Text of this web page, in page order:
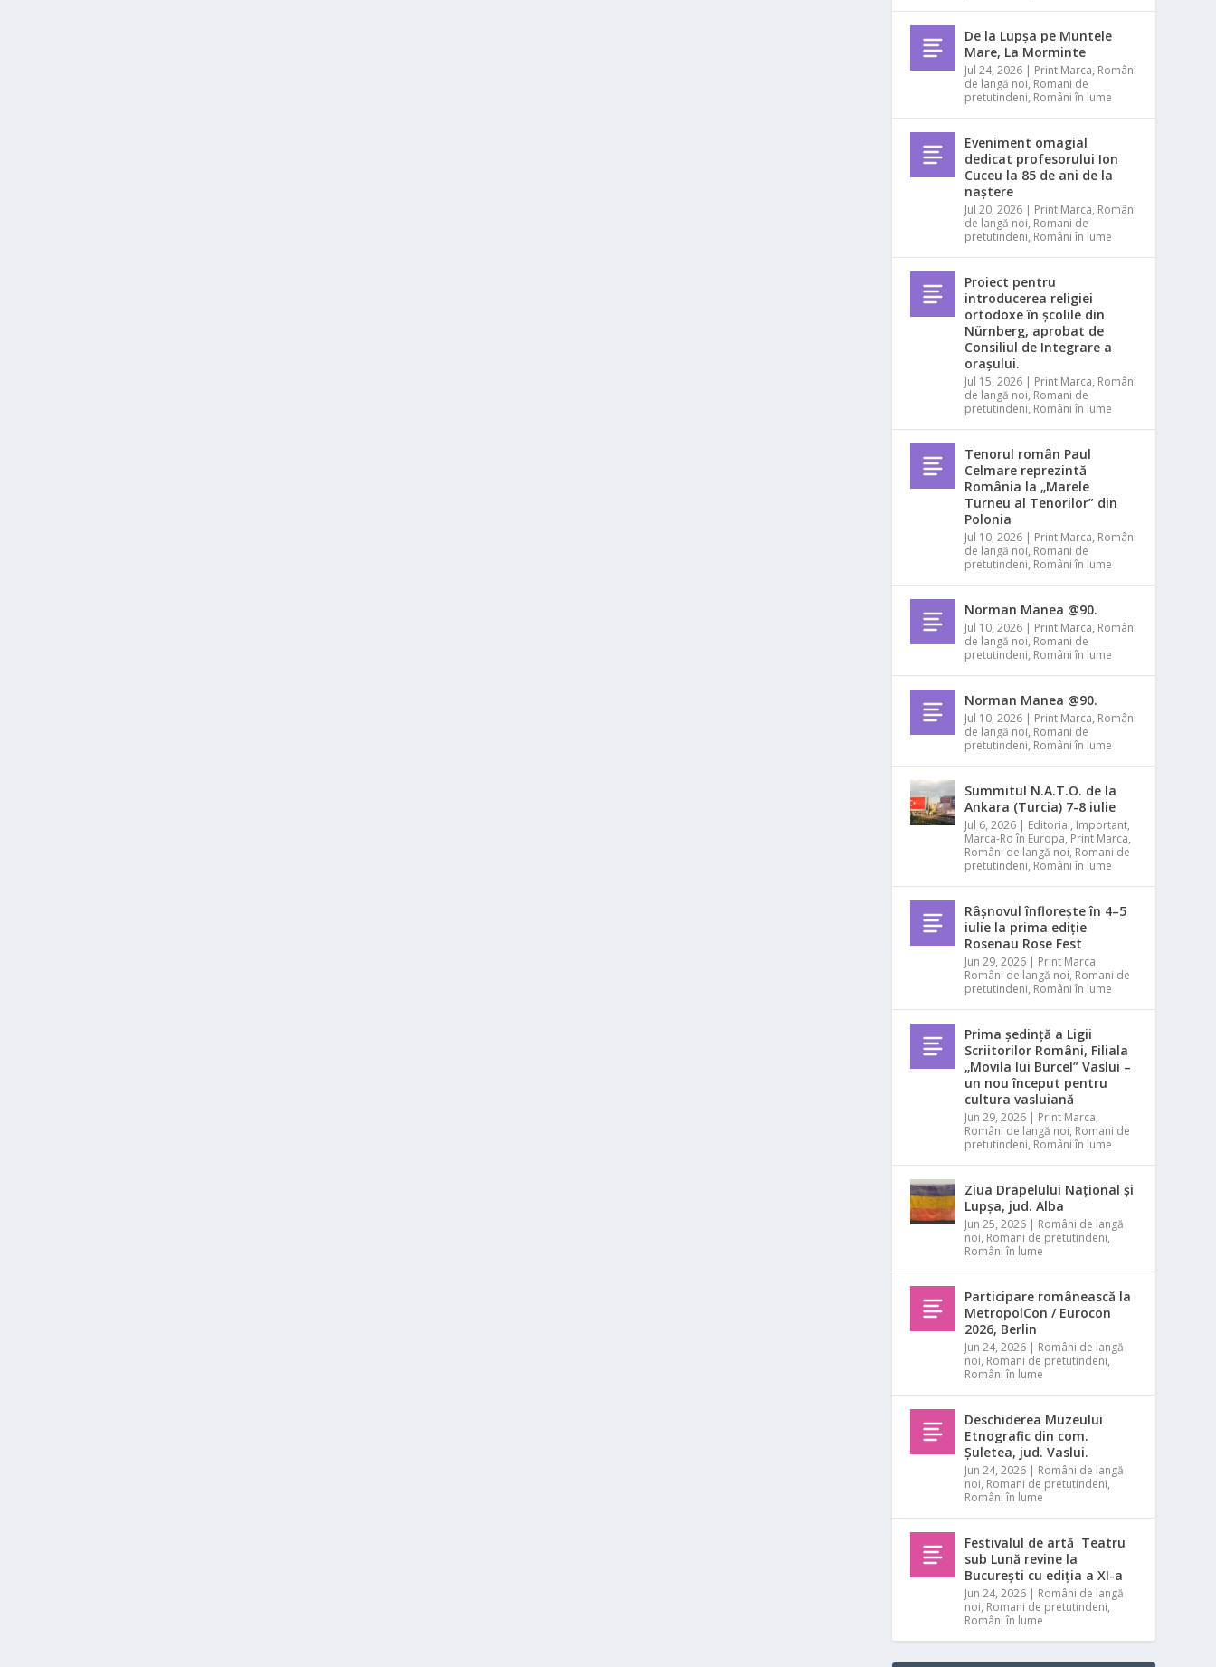
De la Lupșa pe Muntele
Mare, La Morminte
Jul 24, 2026 | Print Marca, Români
de langă noi, Romani de
pretutindeni, Români în lume
Eveniment omagial
dedicat profesorului Ion
Cuceu la 85 de ani de la
naștere
Jul 20, 2026 | Print Marca, Români
de langă noi, Romani de
pretutindeni, Români în lume
Proiect pentru
introducerea religiei
ortodoxe în școlile din
Nürnberg, aprobat de
Consiliul de Integrare a
orașului.
Jul 15, 2026 | Print Marca, Români
de langă noi, Romani de
pretutindeni, Români în lume
Tenorul român Paul
Celmare reprezintă
România la „Marele
Turneu al Tenorilor” din
Polonia
Jul 10, 2026 | Print Marca, Români
de langă noi, Romani de
pretutindeni, Români în lume
Norman Manea @90.
Jul 10, 2026 | Print Marca, Români
de langă noi, Romani de
pretutindeni, Români în lume
Norman Manea @90.
Jul 10, 2026 | Print Marca, Români
de langă noi, Romani de
pretutindeni, Români în lume
Summitul N.A.T.O. de la
Ankara (Turcia) 7-8 iulie
Jul 6, 2026 | Editorial, Important,
Marca-Ro în Europa, Print Marca,
Români de langă noi, Romani de
pretutindeni, Români în lume
Râșnovul înflorește în 4–5
iulie la prima ediție
Rosenau Rose Fest
Jun 29, 2026 | Print Marca,
Români de langă noi, Romani de
pretutindeni, Români în lume
Prima ședință a Ligii
Scriitorilor Români, Filiala
„Movila lui Burcel” Vaslui –
un nou început pentru
cultura vasluiană
Jun 29, 2026 | Print Marca,
Români de langă noi, Romani de
pretutindeni, Români în lume
Ziua Drapelului Național și
Lupșa, jud. Alba
Jun 25, 2026 | Români de langă
noi, Romani de pretutindeni,
Români în lume
Participare românească la
MetropolCon / Eurocon
2026, Berlin
Jun 24, 2026 | Români de langă
noi, Romani de pretutindeni,
Români în lume
Deschiderea Muzeului
Etnografic din com.
Șuletea, jud. Vaslui.
Jun 24, 2026 | Români de langă
noi, Romani de pretutindeni,
Români în lume
Festivalul de artă Teatru
sub Lună revine la
București cu ediția a XI-a
Jun 24, 2026 | Români de langă
noi, Romani de pretutindeni,
Români în lume